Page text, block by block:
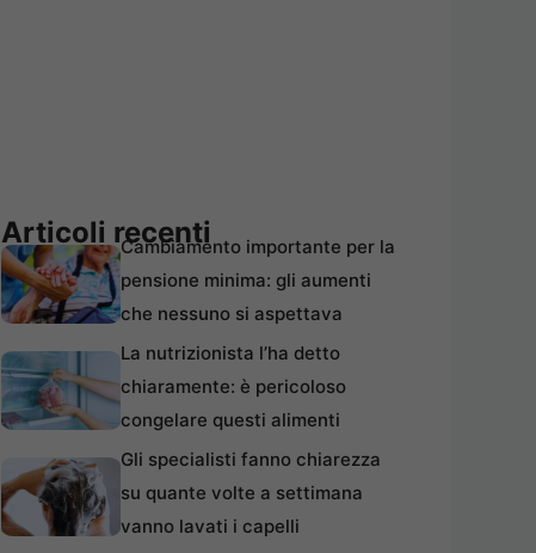
Articoli recentiCambiamento importante per la
pensione minima: gli aumenti
che nessuno si aspettava
La nutrizionista l’ha detto
chiaramente: è pericoloso
congelare questi alimenti
Gli specialisti fanno chiarezza
su quante volte a settimana
vanno lavati i capelli